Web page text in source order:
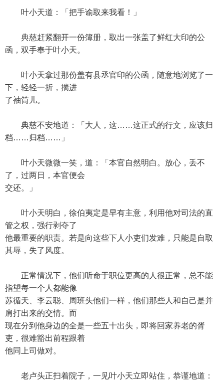
叶小天道：「把手谕取来我看！」
典慈赶紧翻开一份簿册，取出一张盖了鲜红大印的公
函，双手奉于叶小天。
叶小天拿过那份盖有县丞官印的公函，随意地浏览了一
下，轻轻一折，揣进
了袖筒儿。
典慈不安地道：「大人，这……这正式的行文，应该归
档……归档……」
叶小天微微一笑，道：「本官自然明白。放心，丢不
了，过两日，本官便会
交还。」
叶小天明白，徐伯夷定是早有主意，利用他对司法的直
管之权，强行剥夺了
他最重要的职责。若是向这些下人小吏们发难，只能是自取
其辱，失了风度。
正常情况下，他们听命于职位更高的人很正常，总不能
指望每一个人都能像
苏循天、李云聪、周班头他们一样，他们那些人和自己是并
肩打出来的交情。而
现在分到他身边的全是一些五十出头，即将回家养老的胥
吏，很难豁出前程跟着
他同上司做对。
老卢头正扫着院子，一见叶小天立即站住，恭谨地道：